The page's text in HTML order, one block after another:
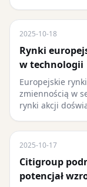
2025-10-18
Rynki
w technologii
Europejskie
zmiennością w
rynki akcji
2025-10-17
Citigroup
potencjał